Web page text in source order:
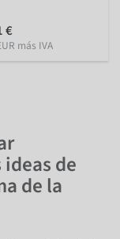
€
más IVA
de
de la